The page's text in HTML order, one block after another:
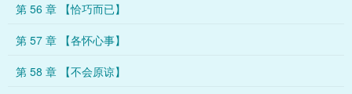
第 56 章 【恰巧而已】
第 57 章 【各怀心事】
第 58 章 【不会原谅】